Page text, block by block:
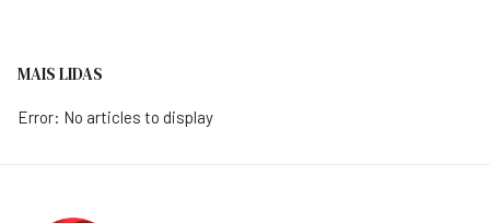
MAIS LIDAS
Error: No articles to display